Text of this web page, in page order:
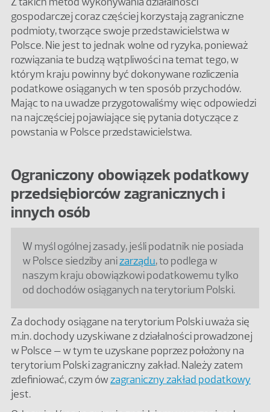
gospodarczej coraz częściej korzystają zagraniczne
podmioty, tworzące swoje przedstawicielstwa w
Polsce. Nie jest to jednak wolne od ryzyka, ponieważ
rozwiązania te budzą wątpliwości na temat tego, w
którym kraju powinny być dokonywane rozliczenia
podatkowe osiąganych w ten sposób przychodów.
Mając to na uwadze przygotowaliśmy więc odpowiedzi
na najczęściej pojawiające się pytania dotyczące z
powstania w Polsce przedstawicielstwa.
Ograniczony obowiązek podatkowy
przedsiębiorców zagranicznych i
innych osób
W myśl ogólnej zasady, jeśli podatnik nie posiada
w Polsce siedziby anizarządu, to podlega w
naszym kraju obowiązkowi podatkowemu tylko
od dochodów osiąganych na terytorium Polski.
Za dochody osiągane na terytorium Polski uważa się
m.in. dochody uzyskiwane z działalności prowadzonej
w Polsce – w tym te uzyskane poprzez położony na
terytorium Polski zagraniczny zakład. Należy zatem
zdefiniować, czym ówzagraniczny zakład podatkowy
jest.